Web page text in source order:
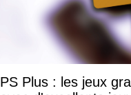
PS Plus : les jeux